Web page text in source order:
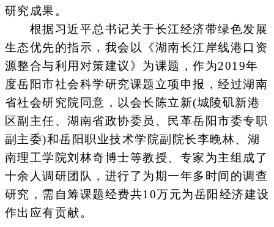
研究成果。
根据习近平总书记关于长江经济带绿色发展
生态优先的指示，我会以《湖南长江岸线港口资
源整合与利用对策建议》为课题，作为2019年
度岳阳市社会科学研究课题立项申报，经过湖南
省社会研究院同意，以会长陈立新(城陵矶新港
区副主任、湖南省政协委员、民革岳阳市委专职
副主委)和岳阳职业技术学院副院长李晚林、湖
南理工学院刘林奇博士等教授、专家为主组成了
十余人调研团队，进行了为期一年多时间的调查
研究，需自筹课题经费共10万元为岳阳经济建设
作出应有贡献。